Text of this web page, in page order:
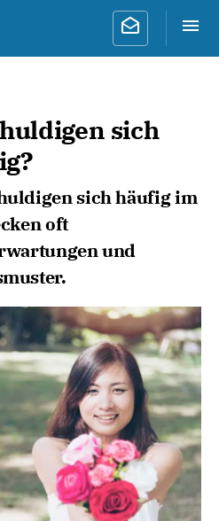
sich
sich häufig im
oft
und